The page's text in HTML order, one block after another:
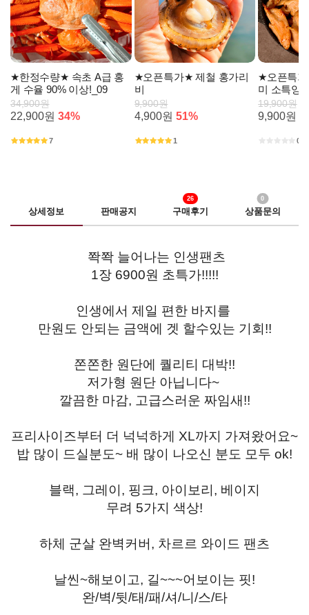
★한정수량★ 속초 A급 홍
게 수율 90% 이상!_09
34,900원
22,900원 34%
7
★오픈특가★ 제철 홍가리
비
9,900원
4,900원 51%
1
★오픈특
미 소특양
19,900원
9,900원
0
상세정보 판매공지 구매후기
26
상품문의
0
쫙쫙 늘어나는 인생팬츠
1장 6900원 초특가!!!!!
인생에서 제일 편한 바지를
만원도 안되는 금액에 겟 할수있는 기회!!
쫀쫀한 원단에 퀄리티 대박!!
저가형 원단 아닙니다~
깔끔한 마감, 고급스러운 짜임새!!
프리사이즈부터 더 넉넉하게 XL까지 가져왔어요~
밥 많이 드실분도~ 배 많이 나오신 분도 모두 ok!
블랙, 그레이, 핑크, 아이보리, 베이지
무려 5가지 색상!
하체 군살 완벽커버, 차르르 와이드 팬츠
날씬~해보이고, 길~~~어보이는 핏!
완/벽/뒷/태/패/셔/니/스/타